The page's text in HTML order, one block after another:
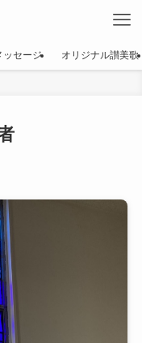
ッセージ オリジナル讃美歌